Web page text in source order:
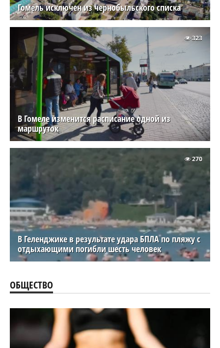
Гомель исключен из чернобыльского списка
В Гомеле изменится расписание одной из
маршруток
323
В Геленджике в результате удара БПЛА по пляжу с
отдыхающими погибли шесть человек
270
ОБЩЕСТВО